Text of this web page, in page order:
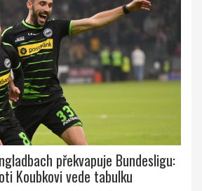
překvapuje Bundesligu:
Koubkovi vede tabulku